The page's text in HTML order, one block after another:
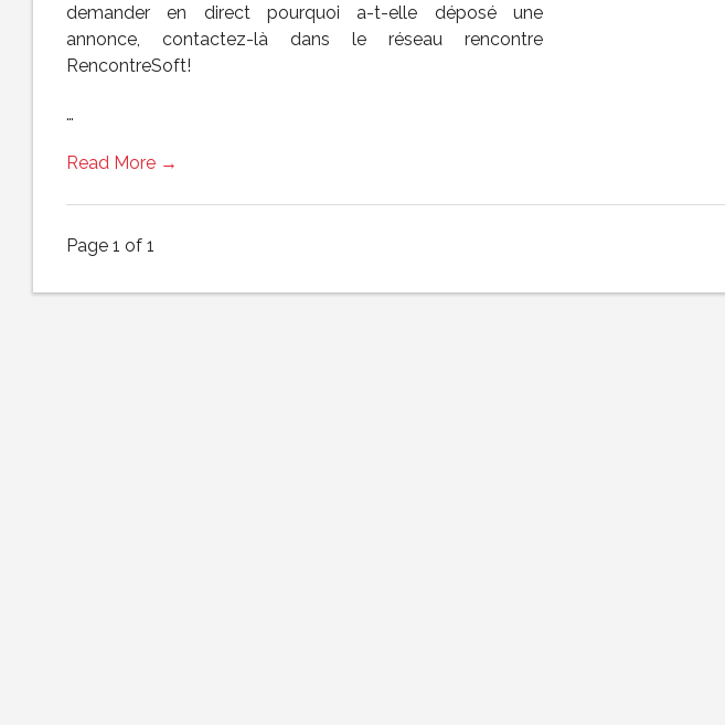
demander en direct pourquoi a-t-elle déposé une
annonce, contactez-là dans le réseau rencontre
RencontreSoft!
…
Read More →
Page 1 of 1